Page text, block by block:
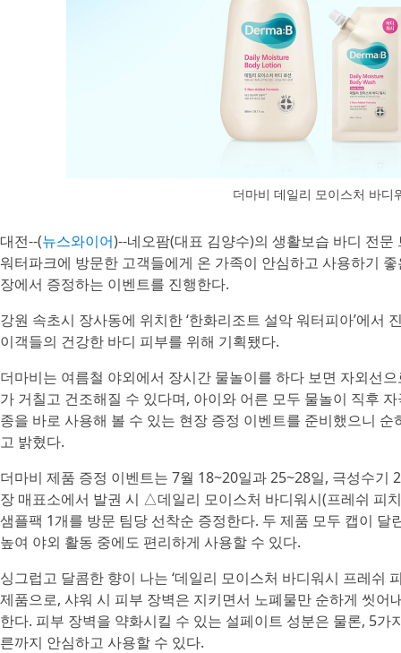
더마비 데일리 모이스처 바디
대전--(뉴스와이어)--네오팜(대표 김양수)의 생활보습 바디 전
워터파크에 방문한 고객들에게 온 가족이 안심하고 사용하기 좋
장에서 증정하는 이벤트를 진행한다.
강원 속초시 장사동에 위치한 ‘한화리조트 설악 워터피아’에서
이객들의 건강한 바디 피부를 위해 기획됐다.
더마비는 여름철 야외에서 장시간 물놀이를 하다 보면 자외선
가 거칠고 건조해질 수 있다며, 아이와 어른 모두 물놀이 직후
종을 바로 사용해 볼 수 있는 현장 증정 이벤트를 준비했으니
고 밝혔다.
더마비 제품 증정 이벤트는 7월 18~20일과 25~28일, 극성수기
장 매표소에서 발권 시 △데일리 모이스처 바디워시(프레쉬 피
샘플팩 1개를 방문 팀당 선착순 증정한다. 두 제품 모두 캡이
높여 야외 활동 중에도 편리하게 사용할 수 있다.
싱그럽고 달콤한 향이 나는 ‘데일리 모이스처 바디워시 프레쉬
제품으로, 샤워 시 피부 장벽은 지키면서 노폐물만 순하게 씻
한다. 피부 장벽을 약화시킬 수 있는 설페이트 성분은 물론, 5
른까지 안심하고 사용할 수 있다.